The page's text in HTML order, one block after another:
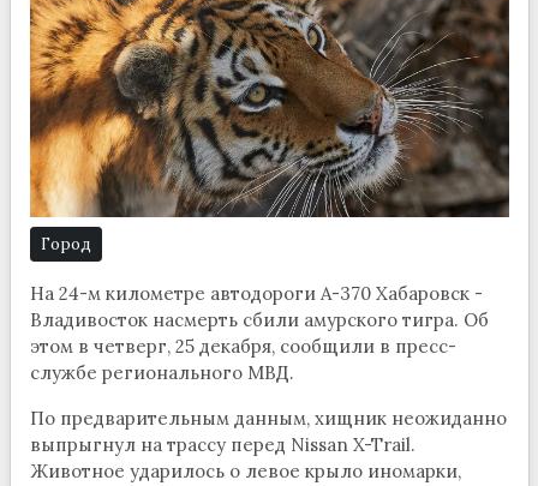
Город
На 24-м километре автодороги А-370 Хабаровск -
Владивосток насмерть сбили амурского тигра. Об
этом в четверг, 25 декабря, сообщили в пресс-
службе регионального МВД.
По предварительным данным, хищник неожиданно
выпрыгнул на трассу перед Nissan X-Trail.
Животное ударилось о левое крыло иномарки,